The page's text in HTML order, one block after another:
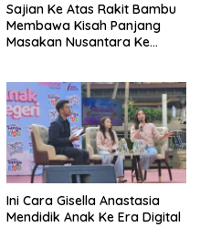
Sajian Ke Atas Rakit Bambu
Membawa Kisah Panjang
Masakan Nusantara Ke
Ini Cara Gisella Anastasia
Mendidik Anak Ke Era Digital